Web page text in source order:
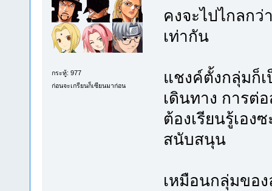
กระทู้: 977
ก่อนจะเกรียนก็เซียนมาก่อน
คงจะไปไกลก
เท่ากัน
แชงค์ตั้งกลุ่มก็
เดินทาง การต่
ต้องเรียนรู้เอ
สนับสนุน
เหมือนกลุ่มขอ